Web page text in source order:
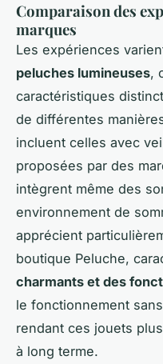
Comparaison des
marques
Les expériences
peluches lumineuses,
caractéristiques
de différentes
incluent celles avec
proposées par des
intègrent même des
environnement de
apprécient
boutique Peluche,
charmants et des
le fonctionnement
rendant ces jouets
à long terme.